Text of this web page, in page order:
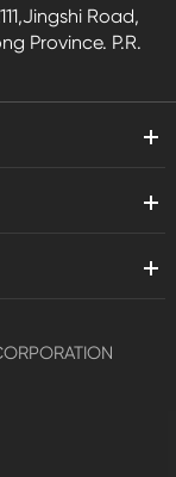
Road,
Province. P.R.